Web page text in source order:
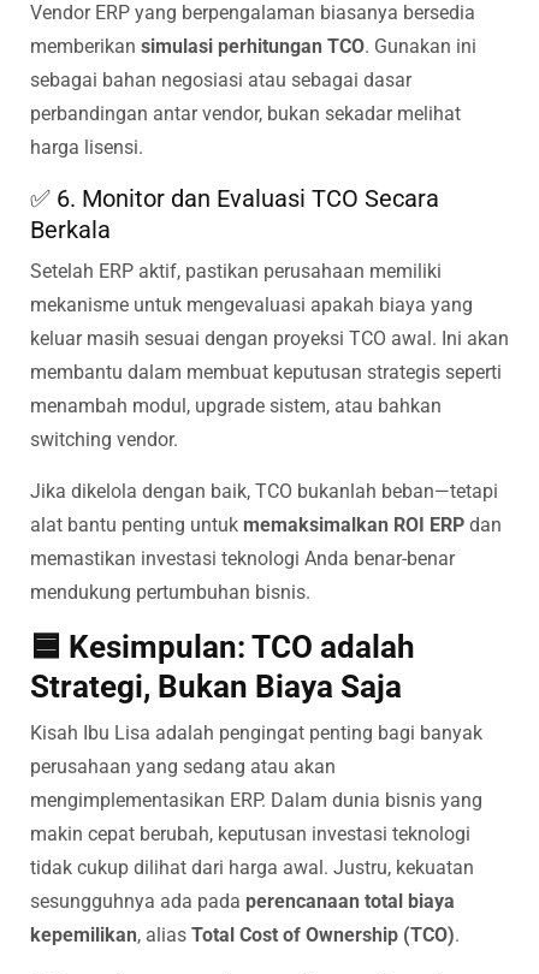
Vendor ERP yang berpengalaman biasanya bersedia
memberikan simulasi perhitungan TCO. Gunakan ini
sebagai bahan negosiasi atau sebagai dasar
perbandingan antar vendor, bukan sekadar melihat
harga lisensi.
✅ 6. Monitor dan Evaluasi TCO Secara
Berkala
Setelah ERP aktif, pastikan perusahaan memiliki
mekanisme untuk mengevaluasi apakah biaya yang
keluar masih sesuai dengan proyeksi TCO awal. Ini akan
membantu dalam membuat keputusan strategis seperti
menambah modul, upgrade sistem, atau bahkan
switching vendor.
Jika dikelola dengan baik, TCO bukanlah beban—tetapi
alat bantu penting untuk memaksimalkan ROI ERP dan
memastikan investasi teknologi Anda benar-benar
mendukung pertumbuhan bisnis.
🟦 Kesimpulan: TCO adalah
Strategi, Bukan Biaya Saja
Kisah Ibu Lisa adalah pengingat penting bagi banyak
perusahaan yang sedang atau akan
mengimplementasikan ERP. Dalam dunia bisnis yang
makin cepat berubah, keputusan investasi teknologi
tidak cukup dilihat dari harga awal. Justru, kekuatan
sesungguhnya ada pada perencanaan total biaya
kepemilikan, alias Total Cost of Ownership (TCO).